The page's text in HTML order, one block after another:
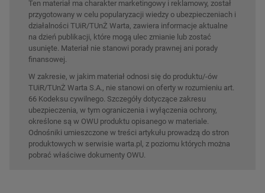
Ten materiał ma charakter marketingowy i reklamowy, został
przygotowany w celu popularyzacji wiedzy o ubezpieczeniach i
działalności TUiR/TUnŻ Warta, zawiera informacje aktualne
na dzień publikacji, które mogą ulec zmianie lub zostać
usunięte. Materiał nie stanowi porady prawnej ani porady
finansowej.
W zakresie, w jakim materiał odnosi się do produktu/-ów
TUiR/TUnŻ Warta S.A., nie stanowi on oferty w rozumieniu art.
66 Kodeksu cywilnego. Szczegóły dotyczące zakresu
ubezpieczenia, w tym ograniczenia i wyłączenia ochrony,
określone są w OWU produktu opisanego w materiale.
Odnośniki umieszczone w treści artykułu prowadzą do stron
produktowych w serwisie warta.pl, z poziomu których można
pobrać właściwe dokumenty OWU.